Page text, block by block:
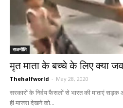
राजनीति
मृत माता के बच्चे के लिए क्या
Thehalfworld - May 28, 2020
सरकारों के निर्दय फैसलों से भारत की माताएं सड़क
ही माजरा देखने को...